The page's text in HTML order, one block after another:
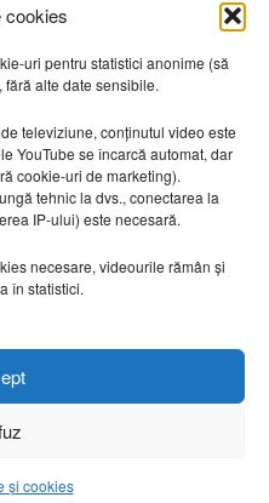
cookies
uri pentru statistici anonime (să
alte date sensibile.
televiziune, conținutul video este
YouTube se încarcă automat, dar
cookie-uri de marketing).
tehnic la dvs., conectarea la
IP-ului) este necesară.
necesare, videourile rămân și
în statistici.
și cookies
126
64
DESIGN
43
ale lumii.